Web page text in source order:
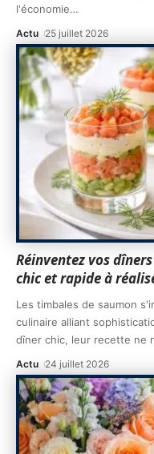
l'économie…
Actu 25 juillet 2026
Réinventez vos
chic et rapide à
Les timbales de saumon
culinaire alliant
dîner chic, leur recette ne
Actu 24 juillet 2026